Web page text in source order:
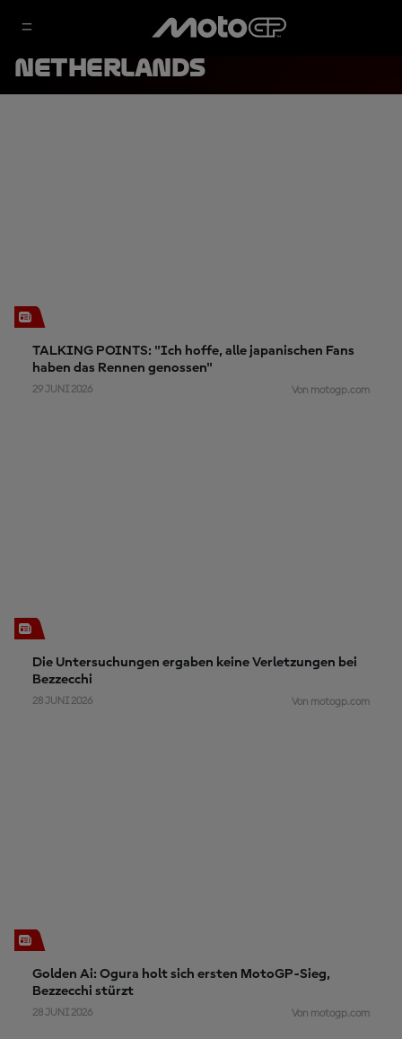
NETHERLANDS
TALKING POINTS: "Ich hoffe, alle japanischen Fans
haben das Rennen genossen"
29 JUNI 2026 Von motogp.com
Die Untersuchungen ergaben keine Verletzungen bei
Bezzecchi
28 JUNI 2026 Von motogp.com
Golden Ai: Ogura holt sich ersten MotoGP-Sieg,
Bezzecchi stürzt
28 JUNI 2026 Von motogp.com